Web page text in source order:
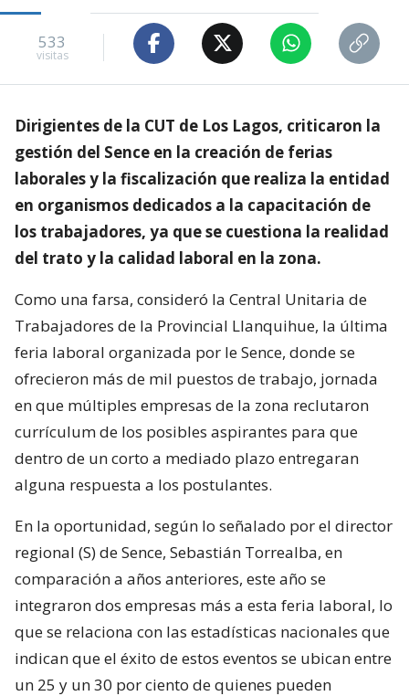
533
visitas
Dirigientes de la CUT de Los Lagos, criticaron la
gestión del Sence en la creación de ferias
laborales y la fiscalización que realiza la entidad
en organismos dedicados a la capacitación de
los trabajadores, ya que se cuestiona la realidad
del trato y la calidad laboral en la zona.
Como una farsa, consideró la Central Unitaria de
Trabajadores de la Provincial Llanquihue, la última
feria laboral organizada por le Sence, donde se
ofrecieron más de mil puestos de trabajo, jornada
en que múltiples empresas de la zona reclutaron
currículum de los posibles aspirantes para que
dentro de un corto a mediado plazo entregaran
alguna respuesta a los postulantes.
En la oportunidad, según lo señalado por el director
regional (S) de Sence, Sebastián Torrealba, en
comparación a años anteriores, este año se
integraron dos empresas más a esta feria laboral, lo
que se relaciona con las estadísticas nacionales que
indican que el éxito de estos eventos se ubican entre
un 25 y un 30 por ciento de quienes pueden